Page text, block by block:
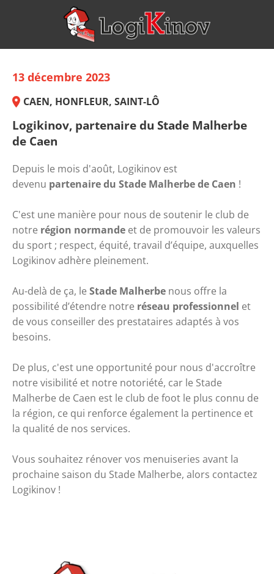
13 décembre 2023
CAEN, HONFLEUR, SAINT-LÔ
Logikinov, partenaire du Stade Malherbe
de Caen
Depuis le mois d'août, Logikinov est
devenu partenaire du Stade Malherbe de Caen !
C'est une manière pour nous de soutenir le club de
notre région normande et de promouvoir les valeurs
du sport ; respect, équité, travail d’équipe, auxquelles
Logikinov adhère pleinement.
Au-delà de ça, le Stade Malherbe nous offre la
possibilité d’étendre notre réseau professionnel et
de vous conseiller des prestataires adaptés à vos
besoins.
De plus, c'est une opportunité pour nous d'accroître
notre visibilité et notre notoriété, car le Stade
Malherbe de Caen est le club de foot le plus connu de
la région, ce qui renforce également la pertinence et
la qualité de nos services.
Vous souhaitez rénover vos menuiseries avant la
prochaine saison du Stade Malherbe, alors contactez
Logikinov !